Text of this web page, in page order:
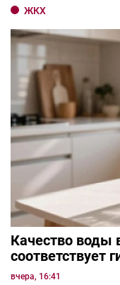
ЖКХ
Качество воды
соответствует
вчера, 16:41